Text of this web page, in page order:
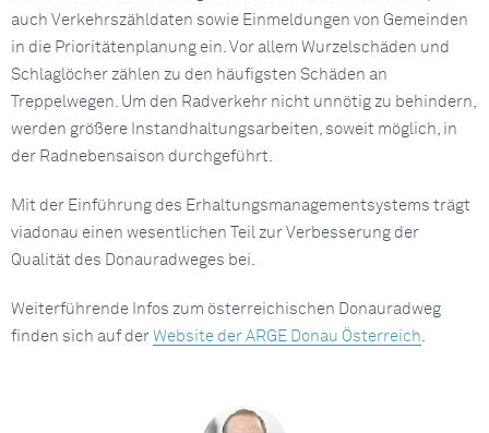
auch Verkehrszähldaten sowie Einmeldungen von Gemeinden
in die Prioritätenplanung ein. Vor allem Wurzelschäden und
Schlaglöcher zählen zu den häufigsten Schäden an
Treppelwegen. Um den Radverkehr nicht unnötig zu behindern,
werden größere Instandhaltungsarbeiten, soweit möglich, in
der Radnebensaison durchgeführt.
Mit der Einführung des Erhaltungsmanagementsystems trägt
viadonau einen wesentlichen Teil zur Verbesserung der
Qualität des Donauradweges bei.
Weiterführende Infos zum österreichischen Donauradweg
finden sich auf der Website der ARGE Donau Österreich.